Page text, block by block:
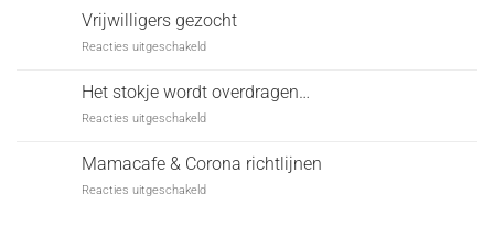
Vrijwilligers gezocht
Reacties uitgeschakeld
Het stokje wordt overdragen…
Reacties uitgeschakeld
wordt
overdragen…
Mamacafe & Corona richtlijnen
Reacties uitgeschakeld